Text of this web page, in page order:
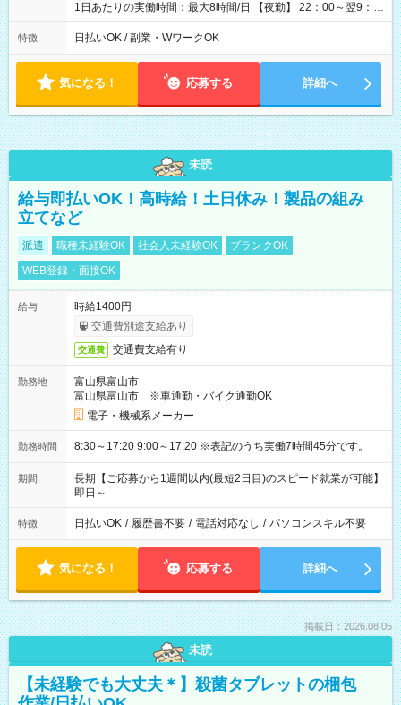
1日あたりの実働時間：最大8時間/日 【夜勤】 22：00～翌9：
00 ※週3日～OK ／ 夜勤専従 ＊＊ 勤務時間例 ＊＊ ■22時か
ら翌7時 ■23時から翌8時 ■24時から翌9時 など ※上記の時間
ます。 ※曜日固定（毎週同じ曜日での勤務となります）
特徴 日払いOK / 副業・WワークOK
気になる！ 応募する 詳細へ
未読
給与即払いOK！高時給！土日休み！製品の組み
立てなど
派遣 職種未経験OK 社会人未経験OK
ブランクOK
WEB登録・面接OK
給与
時給1400円
交通費別途支給あり
交通費 交通費支給有り
勤務地
富山県富山市
富山県富山市 ※車通勤・バイク通勤OK
電子・機械系メーカー
勤務時間 8:30～17:20 9:00～17:20 ※表記のうち実働7時間45分です。
期間
長期【ご応募から1週間以内(最短2日目)のスピード就業が可能】
即日～
特徴 日払いOK / 履歴書不要 / 電話対応なし / パソコンスキル不要
気になる！ 応募する 詳細へ
掲載日：2026.08.05
未読
【未経験でも大丈夫＊】殺菌タブレットの梱包